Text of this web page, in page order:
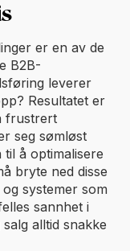
er en av de
B2B-
leverer
Resultatet er
frustrert
seg sømløst
å optimalisere
bryte ned disse
systemer som
sannhet i
alltid snakke